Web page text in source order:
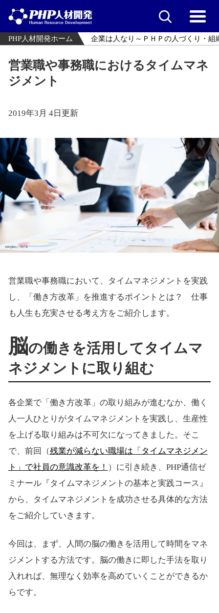
PHP人材開発ホーム 企業は人なり～ＰＨＰの人づくり・組
営業職や事務職におけるタイムマネ
ジメント
2019年3月 4日更新
営業職や事務職において、タイムマネジメントを実践
し、「働き方改革」を推進するポイントとは？ 仕事
も人生も充実させる考え方をご紹介します。
脳の働きを活用してタイムマ
ネジメントに取り組む
各企業で「働き方改革」の取り組みが進むなか、働く
人一人ひとりがタイムマネジメントを実践し、生産性
を上げる取り組みは不可欠になってきました。そこ
で、前回（残業が減らない職場は「タイムマネジメン
ト」で社員の意識改革を！ ）に引き続き、PHP通信ゼ
ミナール『タイムマネジメントの基本と実践コース』
から、タイムマネジメントを成功させる具体的な方法
をご紹介していきます。
今回は、まず、人間の脳の働きを活用して時間をマネ
ジメントする方法です。脳の働きに即した手法を取り
入れれば、無理なく効率を高めていくことができるか
らです。